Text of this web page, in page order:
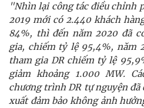
"Nhìn lại công tác điều chỉnh
2019 mới có 2.440 khách
84%, thì đến năm 2020 đã
gia, chiếm tỷ lệ 95,4%, năm
tham gia DR chiếm tỷ lệ
giảm khoảng 1.000 MW.
chương trình DR tự nguyện
xuất đảm bảo không ảnh